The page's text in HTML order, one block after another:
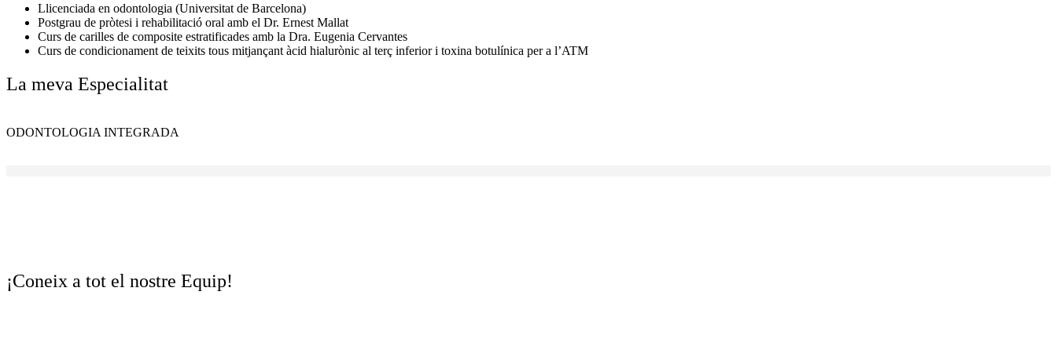
Llicenciada en odontologia (Universitat de Barcelona)
Postgrau de pròtesi i rehabilitació oral amb el Dr. Ernest Mallat
Curs de carilles de composite estratificades amb la Dra. Eugenia Cervantes
Curs de condicionament de teixits tous mitjançant àcid hialurònic al terç inferior i toxina botulínica per a l’ATM
La meva Especialitat
ODONTOLOGIA INTEGRADA
¡Coneix a tot el nostre Equip!